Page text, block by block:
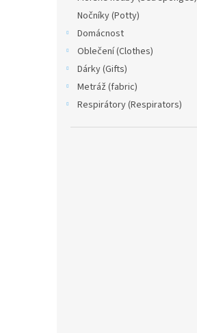
Nočníky (Potty)
Domácnost
Oblečení (Clothes)
Dárky (Gifts)
Metráž (fabric)
Respirátory (Respirators)